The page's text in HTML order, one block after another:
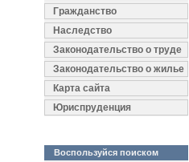
Гражданство
Наследство
Законодательство о труде
Законодательство о жилье
Карта сайта
Юриспруденция
Воспользуйся поиском